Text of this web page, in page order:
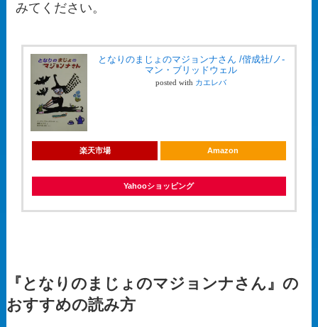
みてください。
となりのまじょのマジョンナさん /偕成社/ノ-
マン・ブリッドウェル
posted with カエレバ
楽天市場 Amazon
Yahooショッピング
『となりのまじょのマジョンナさん』の
おすすめの読み方